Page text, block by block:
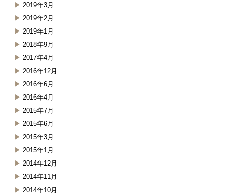
2019年3月
2019年2月
2019年1月
2018年9月
2017年4月
2016年12月
2016年6月
2016年4月
2015年7月
2015年6月
2015年3月
2015年1月
2014年12月
2014年11月
2014年10月